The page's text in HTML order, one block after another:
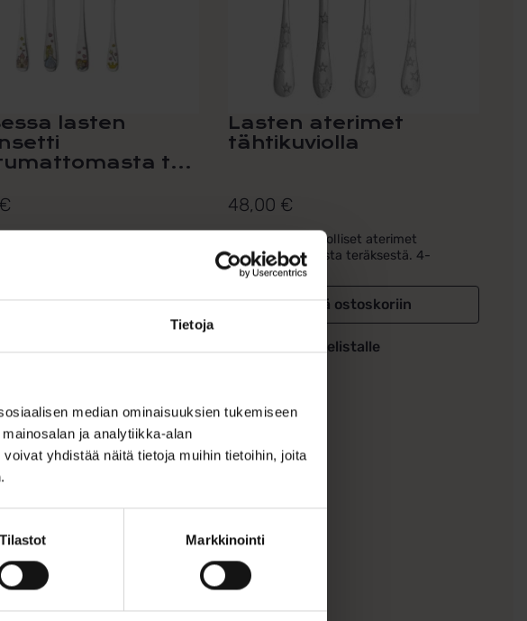
Tietoja
median ominaisuuksien tukemiseen
ja analytiikka-alan
yhdistää näitä tietoja muihin tietoihin, joita
Tilastot Markkinointi
lasten
t...
€
Lisää ostoskoriin
Lasten aterimet
tähtikuviolla
48,00 €
Lasten tähtikuviolliset aterimet
ruostumattomasta teräksestä. 4-
osainen...
Lisää ostoskoriin
Lisää toivelistalle